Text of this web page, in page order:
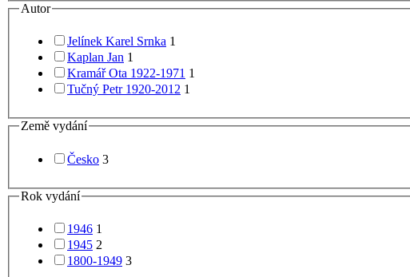
Autor
Jelínek Karel Srnka 1
Kaplan Jan 1
Kramář Ota 1922-1971 1
Tučný Petr 1920-2012 1
Země vydání
Česko 3
Rok vydání
1946 1
1945 2
1800-1949 3